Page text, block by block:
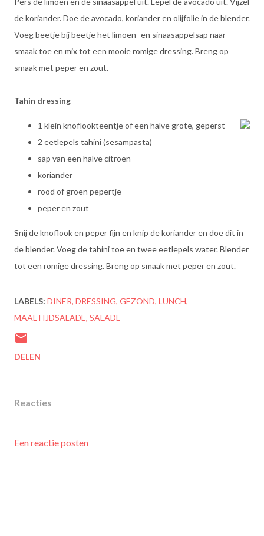
de koriander. Doe de avocado, koriander en olijfolie in de blender.
Voeg beetje bij beetje het limoen- en sinaasappelsap naar
smaak toe en mix tot een mooie romige dressing. Breng op
smaak met peper en zout.
Tahin dressing
1 klein knoflookteentje of een halve grote, geperst
2 eetlepels tahini (sesampasta)
sap van een halve citroen
koriander
rood of groen pepertje
peper en zout
Snij de knoflook en peper fijn en knip de koriander en doe dit in
de blender. Voeg de tahini toe en twee eetlepels water. Blender
tot een romige dressing. Breng op smaak met peper en zout.
LABELS: DINER DRESSING GEZOND LUNCH
MAALTIJDSALADE SALADE
DELEN
Reacties
Een reactie posten